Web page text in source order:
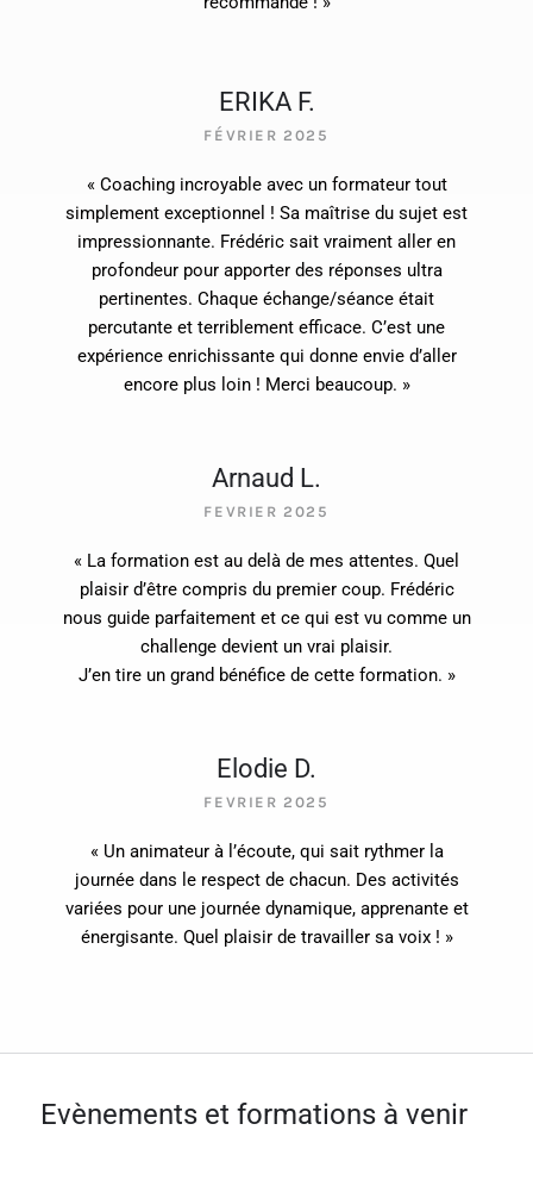
ERIKA F.
FÉVRIER 2025
« Coaching incroyable avec un formateur tout
simplement exceptionnel ! Sa maîtrise du sujet est
impressionnante. Frédéric sait vraiment aller en
profondeur pour apporter des réponses ultra
pertinentes. Chaque échange/séance était
percutante et terriblement efficace. C’est une
expérience enrichissante qui donne envie d’aller
encore plus loin ! Merci beaucoup. »
Arnaud L.
FEVRIER 2025
« La formation est au delà de mes attentes. Quel
plaisir d’être compris du premier coup. Frédéric
nous guide parfaitement et ce qui est vu comme un
challenge devient un vrai plaisir.
J’en tire un grand bénéfice de cette formation. »
Elodie D.
FEVRIER 2025
« Un animateur à l’écoute, qui sait rythmer la
journée dans le respect de chacun. Des activités
variées pour une journée dynamique, apprenante et
énergisante. Quel plaisir de travailler sa voix ! »
Evènements et formations à venir